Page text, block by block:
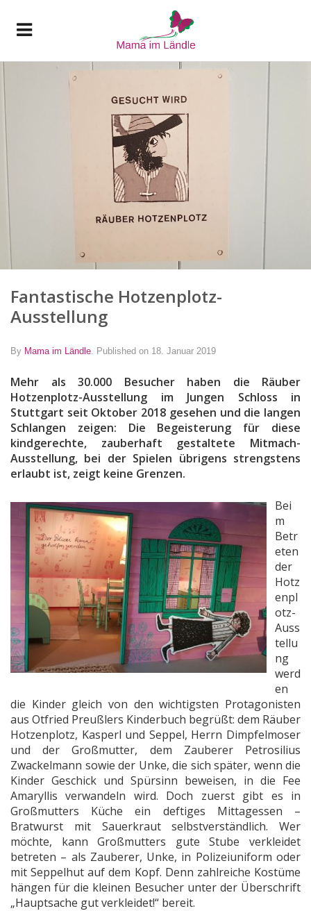
Fantastische Hotzenplotz-
Ausstellung
By Mama im Ländle Published on 18. Januar 2019
Mehr als 30.000 Besucher haben die Räuber
Hotzenplotz-Ausstellung im Jungen Schloss in
Stuttgart seit Oktober 2018 gesehen und die langen
Schlangen zeigen: Die Begeisterung für diese
kindgerechte, zauberhaft gestaltete Mitmach-
Ausstellung, bei der Spielen übrigens strengstens
erlaubt ist, zeigt keine Grenzen.
Bei
m
Betr
eten
der
Hotz
enpl
otz-
Auss
tellu
ng
werd
en
die Kinder gleich von den wichtigsten Protagonisten
aus Otfried Preußlers Kinderbuch begrüßt: dem Räuber
Hotzenplotz, Kasperl und Seppel, Herrn Dimpfelmoser
und der Großmutter, dem Zauberer Petrosilius
Zwackelmann sowie der Unke, die sich später, wenn die
Kinder Geschick und Spürsinn beweisen, in die Fee
Amaryllis verwandeln wird. Doch zuerst gibt es in
Großmutters Küche ein deftiges Mittagessen –
Bratwurst mit Sauerkraut selbstverständlich. Wer
möchte, kann Großmutters gute Stube verkleidet
betreten – als Zauberer, Unke, in Polizeiuniform oder
mit Seppelhut auf dem Kopf. Denn zahlreiche Kostüme
hängen für die kleinen Besucher unter der Überschrift
„Hauptsache gut verkleidet!“ bereit.